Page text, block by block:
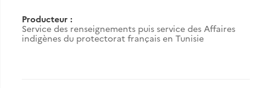
Producteur :
Service des renseignements puis service des Affaires
indigènes du protectorat français en Tunisie